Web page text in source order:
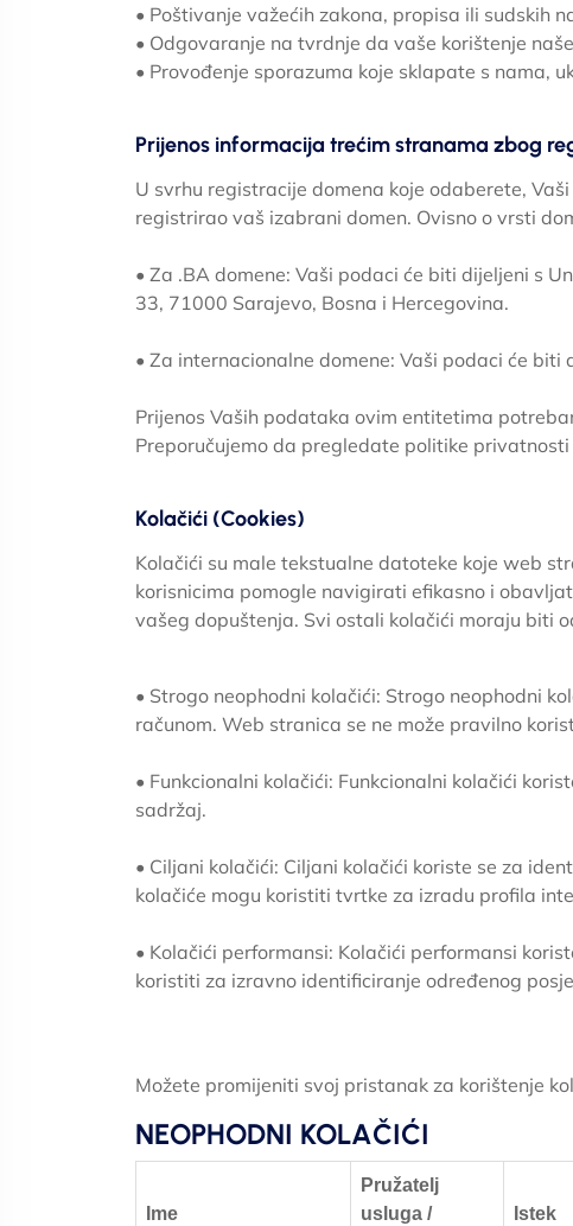
• Poštivanje važećih zakona, propisa ili sudskih
• Odgovaranje na tvrdnje da vaše korištenje
• Provođenje sporazuma koje sklapate s nama,
Prijenos informacija trećim stranama zbog
U svrhu registracije domena koje odaberete,
registrirao vaš izabrani domen. Ovisno o vrsti
• Za .BA domene: Vaši podaci će biti dijeljeni s
33, 71000 Sarajevo, Bosna i Hercegovina.
• Za internacionalne domene: Vaši podaci će
Prijenos Vaših podataka ovim entitetima
Preporučujemo da pregledate politike
Kolačići (Cookies)
Kolačići su male tekstualne datoteke koje web
korisnicima pomogle navigirati efikasno i
vašeg dopuštenja. Svi ostali kolačići moraju biti
• Strogo neophodni kolačići: Strogo neophodni
računom. Web stranica se ne može pravilno
• Funkcionalni kolačići: Funkcionalni kolačići
sadržaj.
• Ciljani kolačići: Ciljani kolačići koriste se za
kolačiće mogu koristiti tvrtke za izradu profila
• Kolačići performansi: Kolačići performansi
koristiti za izravno identificiranje određenog
Možete promijeniti svoj pristanak za korištenje
NEOPHODNI KOLAČIĆI
Ime
Pružatelj
usluga /
Istek